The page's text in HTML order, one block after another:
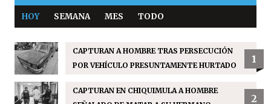
HOY SEMANA MES TODO
CAPTURAN A HOMBRE TRAS PERSECUCIÓN
POR VEHÍCULO PRESUNTAMENTE HURTADO
1
CAPTURAN EN CHIQUIMULA A HOMBRE
2